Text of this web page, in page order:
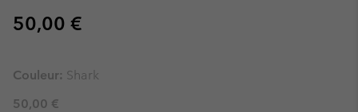
Regular price:
50,00 €
Couleur: Shark
50,00 €